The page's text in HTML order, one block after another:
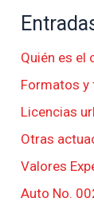
Quién es el
Formatos
Licencias
Otras
Valores
Auto No.